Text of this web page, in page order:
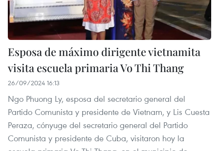
Esposa de máximo dirigente vietnamita
visita escuela primaria Vo Thi Thang
26/09/2024 16:13
Ngo Phuong Ly, esposa del secretario general del
Partido Comunista y presidente de Vietnam, y Lis Cuesta
Peraza, cónyuge del secretario general del Partido
Comunista y presidente de Cuba, visitaron hoy la